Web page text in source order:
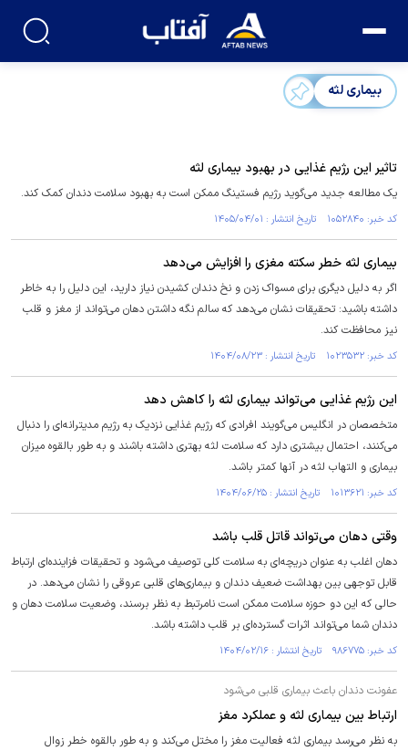
بیماری لثه
تاثیر این رژیم غذایی در بهبود بیماری لثه
یک مطالعه جدید می‌گوید رژیم فستینگ ممکن است به بهبود سلامت دندان کمک کند.
کد خبر: ۱۰۵۲۸۴۰ تاریخ انتشار : ۱۴۰۵/۰۴/۰۱
بیماری لثه خطر سکته مغزی را افزایش می‌دهد
اگر به دلیل دیگری برای مسواک زدن و نخ دندان کشیدن نیاز دارید، این دلیل را به خاطر
داشته باشید: تحقیقات نشان می‌دهد که سالم نگه داشتن دهان می‌تواند از مغز و قلب
نیز محافظت کند.
کد خبر: ۱۰۲۳۵۳۲ تاریخ انتشار : ۱۴۰۴/۰۸/۲۳
این رژیم غذایی می‌تواند بیماری لثه را کاهش دهد
متخصصان در انگلیس می‌گویند افرادی که رژیم غذایی نزدیک به رژیم مدیترانه‌ای را دنبال
می‌کنند، احتمال بیشتری دارد که سلامت لثه بهتری داشته باشند و به طور بالقوه میزان
بیماری و التهاب لثه در آنها کمتر باشد.
کد خبر: ۱۰۱۳۶۲۱ تاریخ انتشار : ۱۴۰۴/۰۶/۲۵
وقتی دهان می‌تواند قاتل قلب باشد
دهان اغلب به عنوان دریچه‌ای به سلامت کلی توصیف می‌شود و تحقیقات فزاینده‌ای ارتباط
قابل توجهی بین بهداشت ضعیف دندان و بیماری‌های قلبی عروقی را نشان می‌دهد. در
حالی که این دو حوزه سلامت ممکن است نامرتبط به نظر برسند، وضعیت سلامت دهان و
دندان شما می‌تواند اثرات گسترده‌ای بر قلب داشته باشد.
کد خبر: ۹۸۶۷۷۵ تاریخ انتشار : ۱۴۰۴/۰۲/۱۶
عفونت دندان باعث بیماری قلبی می‌شود
ارتباط بین بیماری لثه و عملکرد مغز
به نظر می‌رسد بیماری لثه فعالیت مغز را مختل می‌کند و به طور بالقوه خطر زوال